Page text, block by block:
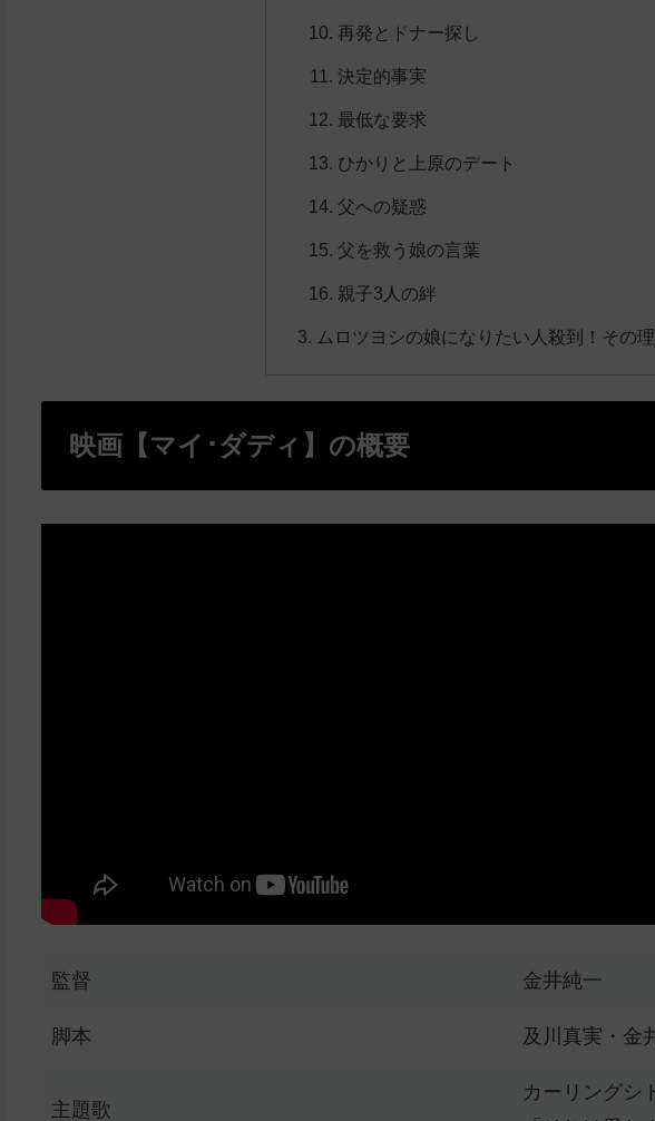
再発とドナー探し
決定的事実
最低な要求
ひかりと上原のデート
父への疑惑
父を救う娘の言葉
親子3人の絆
ムロツヨシの娘になりたい人殺到！その
映画【マイ･ダディ】の概要
監督 金井純一
脚本 及川真実・金
主題歌
カーリングシ